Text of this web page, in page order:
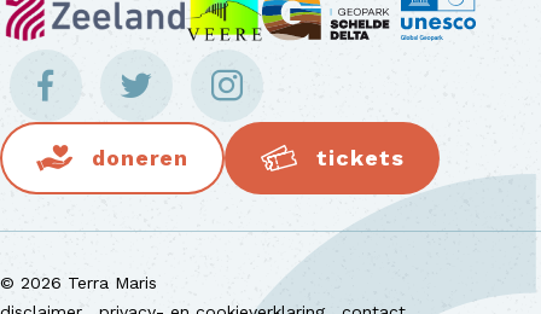
doneren tickets
© 2026 Terra Maris